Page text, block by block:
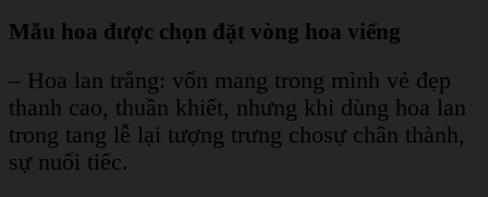
Mẫu hoa được chọn đặt vòng hoa viếng
– Hoa lan trắng: vốn mang trong mình vẻ đẹp
thanh cao, thuần khiết, nhưng khi dùng hoa lan
trong tang lễ lại tượng trưng chosự chân thành,
sự nuối tiếc.